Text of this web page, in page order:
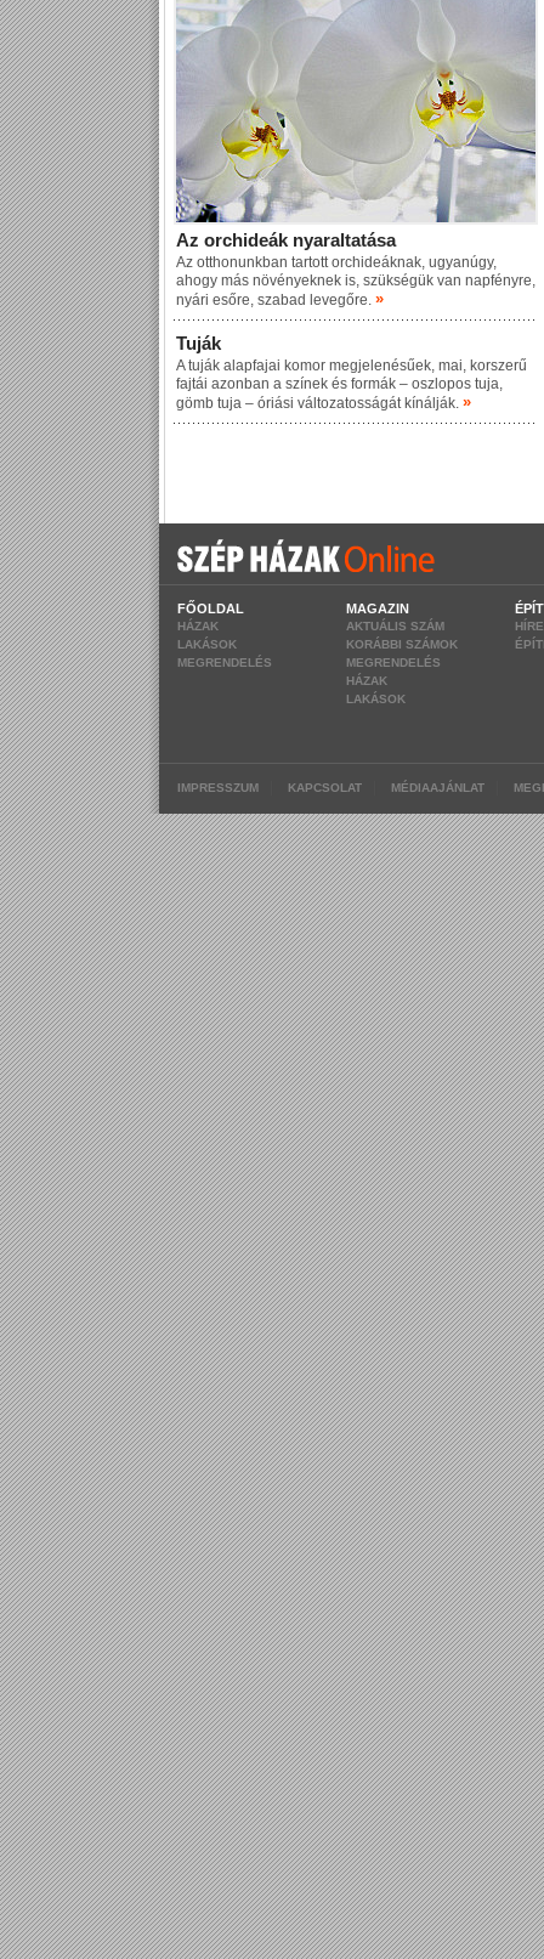
Az orchideák nyaraltatása
Az otthonunkban tartott orchideáknak, ugyanúgy,
ahogy más növényeknek is, szükségük van napfényre,
nyári esőre, szabad levegőre. »
Tuják
A tuják alapfajai komor megjelenésűek, mai, korszerű
fajtái azonban a színek és formák – oszlopos tuja,
gömb tuja – óriási változatosságát kínálják. »
FŐOLDAL
HÁZAK
LAKÁSOK
MEGRENDELÉS
MAGAZIN
AKTUÁLIS SZÁM
KORÁBBI SZÁMOK
MEGRENDELÉS
HÁZAK
LAKÁSOK
IMPRESSZUM KAPCSOLAT MÉDIAAJÁNLAT